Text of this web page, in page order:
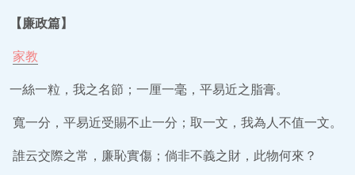
【廉政篇】
家教
一絲一粒，我之名節；一厘一毫，平易近之脂膏。
寬一分，平易近受賜不止一分；取一文，我為人不值一文。
誰云交際之常，廉恥實傷；倘非不義之財，此物何來？